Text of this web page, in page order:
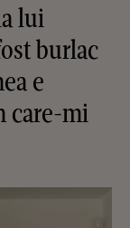
lui
burlac
e
care-mi